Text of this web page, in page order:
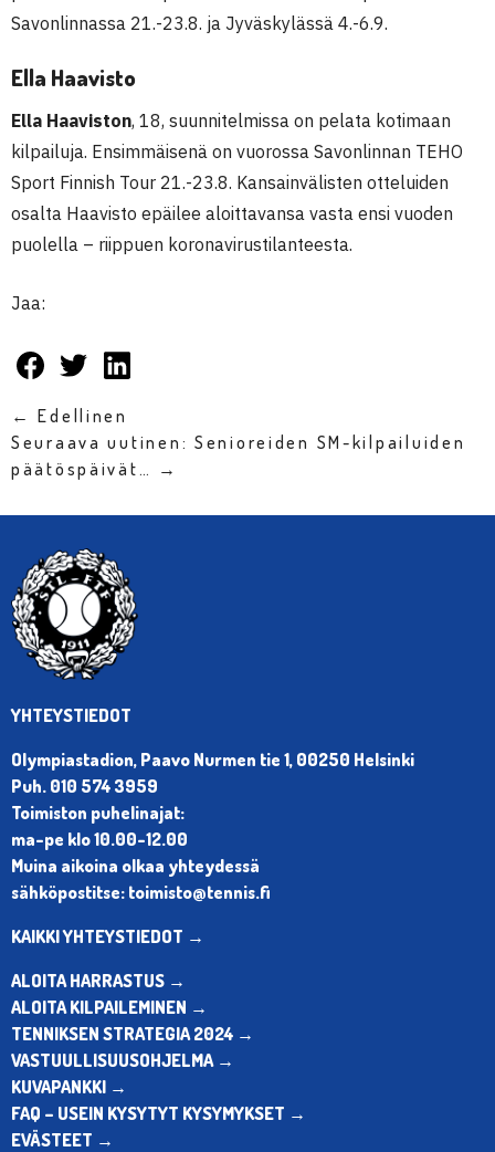
Savonlinnassa 21.-23.8. ja Jyväskylässä 4.-6.9.
Ella Haavisto
Ella Haaviston, 18, suunnitelmissa on pelata kotimaan
kilpailuja. Ensimmäisenä on vuorossa Savonlinnan TEHO
Sport Finnish Tour 21.-23.8. Kansainvälisten otteluiden
osalta Haavisto epäilee aloittavansa vasta ensi vuoden
puolella – riippuen koronavirustilanteesta.
Jaa:
← Edellinen
Seuraava uutinen: Senioreiden SM-kilpailuiden
päätöspäivät… →
YHTEYSTIEDOT
Olympiastadion, Paavo Nurmen tie 1, 00250 Helsinki
Puh. 010 574 3959
Toimiston puhelinajat:
ma-pe klo 10.00-12.00
Muina aikoina olkaa yhteydessä
sähköpostitse: toimisto@tennis.fi
KAIKKI YHTEYSTIEDOT →
ALOITA HARRASTUS →
ALOITA KILPAILEMINEN →
TENNIKSEN STRATEGIA 2024 →
VASTUULLISUUSOHJELMA →
KUVAPANKKI →
FAQ – USEIN KYSYTYT KYSYMYKSET →
EVÄSTEET →